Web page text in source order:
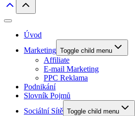
Úvod
Marketing Toggle child menu
Affiliate
E-mail Marketing
PPC Reklama
Podnikání
Slovník Pojmů
Sociální Sítě Toggle child menu